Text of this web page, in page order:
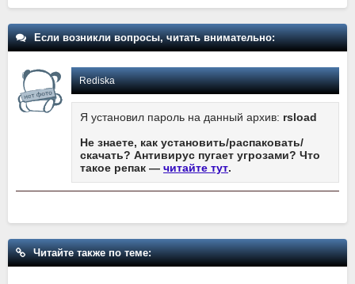
Если возникли вопросы, читать внимательно:
Rediska
Я установил пароль на данный архив: rsload
Не знаете, как установить/распаковать/
скачать? Антивирус пугает угрозами? Что
такое репак — читайте тут.
Читайте также по теме: